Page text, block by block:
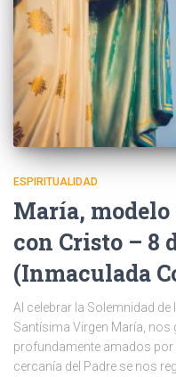
ESPIRITUALIDAD
María,
con Cristo – 8
(Inmaculada
Al celebrar la Solemnidad
Santísima Virgen María,
profundamente amados
cercanía del Padre se nos